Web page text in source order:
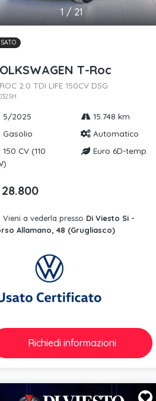
1 / 21
T-Roc
2.0 TDI LIFE 150CV DSG
5/2025
15.748 km
Gasolio
Automatico
150 CV (110
Euro 6D-temp
Vieni a vederla presso Di Viesto Si -
Allamano, 48 (Grugliasco)
Richiedi informazioni